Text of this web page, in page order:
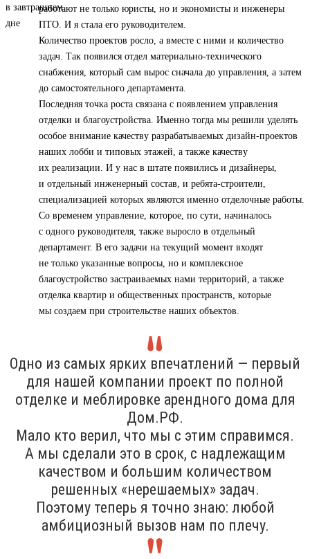
работают не только юристы, но и экономисты и инженеры
ПТО. И я стала его руководителем.
Количество проектов росло, а вместе с ними и количество
задач. Так появился отдел материально-технического
снабжения, который сам вырос сначала до управления, а затем
до самостоятельного департамента.
Последняя точка роста связана с появлением управления
отделки и благоустройства. Именно тогда мы решили уделять
особое внимание качеству разрабатываемых дизайн-проектов
наших лобби и типовых этажей, а также качеству
их реализации. И у нас в штате появились и дизайнеры,
и отдельный инженерный состав, и ребята-строители,
специализацией которых являются именно отделочные работы.
Со временем управление, которое, по сути, начиналось
с одного руководителя, также выросло в отдельный
департамент. В его задачи на текущий момент входят
не только указанные вопросы, но и комплексное
благоустройство застраиваемых нами территорий, а также
отделка квартир и общественных пространств, которые
мы создаем при строительстве наших объектов.
Одно из самых ярких впечатлений — первый
для нашей компании проект по полной
отделке и меблировке арендного дома для
Дом.РФ.
Мало кто верил, что мы с этим справимся.
А мы сделали это в срок, с надлежащим
качеством и большим количеством
решенных «нерешаемых» задач.
Поэтому теперь я точно знаю: любой
амбициозный вызов нам по плечу.